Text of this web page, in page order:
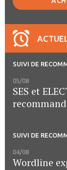
SUIVI DE
05/08
SES et
SUIVI DE
04/08
Wordline